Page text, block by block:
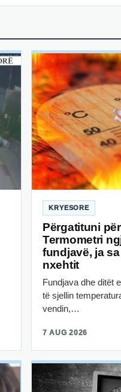
KRYESORE
Përgatituni
Termometri
fundjavë, ja
nxehtit
Fundjava dhe ditët
të sjellin
vendin,…
7 AUG 2026